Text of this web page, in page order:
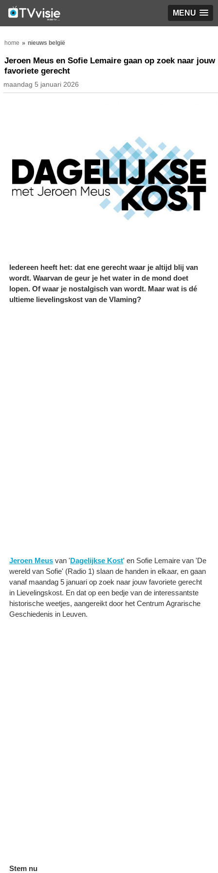
MENU
home nieuws belgië
Jeroen Meus en Sofie Lemaire gaan op zoek naar jouw
favoriete gerecht
maandag 5 januari 2026
Iedereen heeft het: dat ene gerecht waar je altijd blij van
wordt. Waarvan de geur je het water in de mond doet
lopen. Of waar je nostalgisch van wordt. Maar wat is dé
ultieme lievelingskost van de Vlaming?
Jeroen Meus van 'Dagelijkse Kost' en Sofie Lemaire van 'De
wereld van Sofie' (Radio 1) slaan de handen in elkaar, en gaan
vanaf maandag 5 januari op zoek naar jouw favoriete gerecht
in Lievelingskost. En dat op een bedje van de interessantste
historische weetjes, aangereikt door het Centrum Agrarische
Geschiedenis in Leuven.
Stem nu